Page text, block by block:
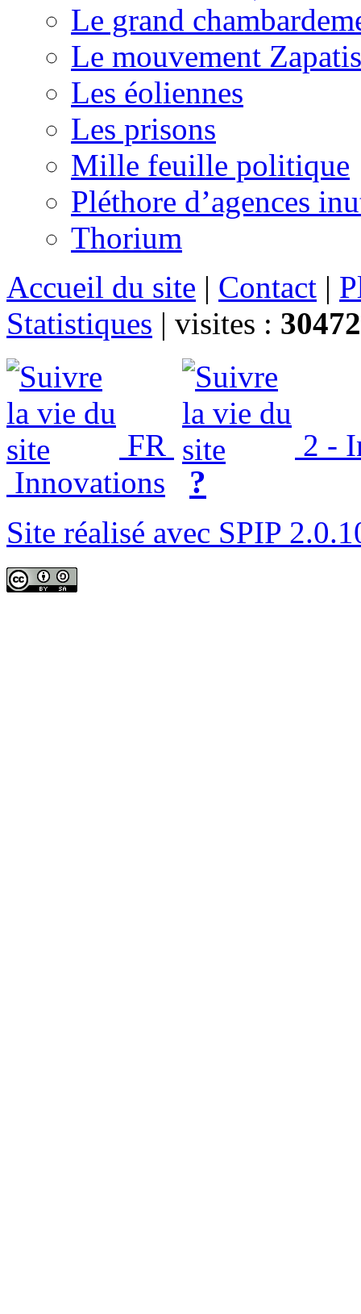
Le grand
Le mouvement
Les éoliennes
Les prisons
Mille feuille politique
Pléthore d’agences
Thorium
Accueil du site | Contact |
Statistiques | visites :
FR
2 -
Innovations
?
Site réalisé avec SPIP